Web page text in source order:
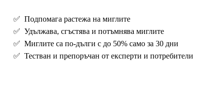
✅ Подпомага растежа на миглите
✅ Удължава, сгъстява и потъмнява миглите
✅ Миглите са по-дълги с до 50% само за 30 дни
✅ Тестван и препоръчан от експерти и потребители